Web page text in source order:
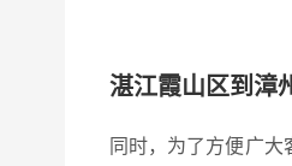
湛江霞山区到漳
同时，为了方便广大